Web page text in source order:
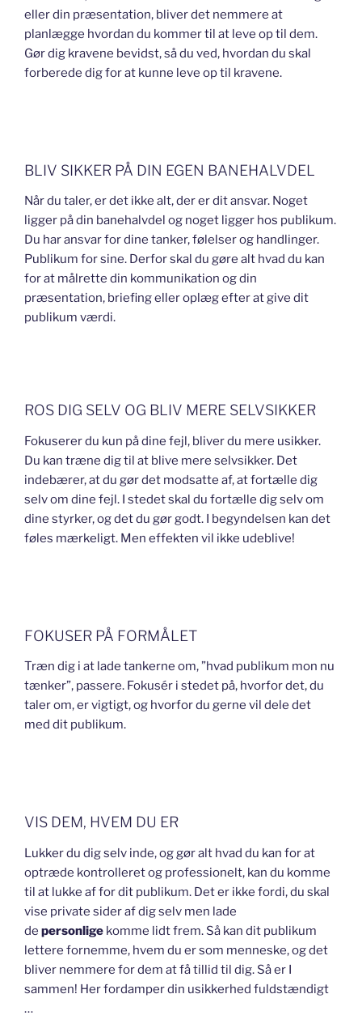
eller din præsentation, bliver det nemmere at
planlægge hvordan du kommer til at leve op til dem.
Gør dig kravene bevidst, så du ved, hvordan du skal
forberede dig for at kunne leve op til kravene.
BLIV SIKKER PÅ DIN EGEN BANEHALVDEL
Når du taler, er det ikke alt, der er dit ansvar. Noget
ligger på din banehalvdel og noget ligger hos publikum.
Du har ansvar for dine tanker, følelser og handlinger.
Publikum for sine. Derfor skal du gøre alt hvad du kan
for at målrette din kommunikation og din
præsentation, briefing eller oplæg efter at give dit
publikum værdi.
ROS DIG SELV OG BLIV MERE SELVSIKKER
Fokuserer du kun på dine fejl, bliver du mere usikker.
Du kan træne dig til at blive mere selvsikker. Det
indebærer, at du gør det modsatte af, at fortælle dig
selv om dine fejl. I stedet skal du fortælle dig selv om
dine styrker, og det du gør godt. I begyndelsen kan det
føles mærkeligt. Men effekten vil ikke udeblive!
FOKUSER PÅ FORMÅLET
Træn dig i at lade tankerne om, ”hvad publikum mon nu
tænker”, passere. Fokusér i stedet på, hvorfor det, du
taler om, er vigtigt, og hvorfor du gerne vil dele det
med dit publikum.
VIS DEM, HVEM DU ER
Lukker du dig selv inde, og gør alt hvad du kan for at
optræde kontrolleret og professionelt, kan du komme
til at lukke af for dit publikum. Det er ikke fordi, du skal
vise private sider af dig selv men lade
de personlige komme lidt frem. Så kan dit publikum
lettere fornemme, hvem du er som menneske, og det
bliver nemmere for dem at få tillid til dig. Så er I
sammen! Her fordamper din usikkerhed fuldstændigt
…